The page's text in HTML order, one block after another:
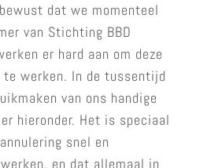
dat we momenteel
van Stichting BBD
er hard aan om deze
werken. In de tussentijd
van ons handige
hieronder. Het is speciaal
snel en
en dat allemaal in